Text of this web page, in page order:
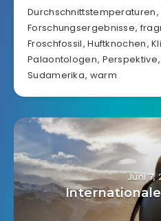
Durchschnittstemperaturen,
Forschungsergebnisse,
Froschfossil,Huftknochen,
Palaontologen, Perspektive
Sudamerika, warm
Juni 7,